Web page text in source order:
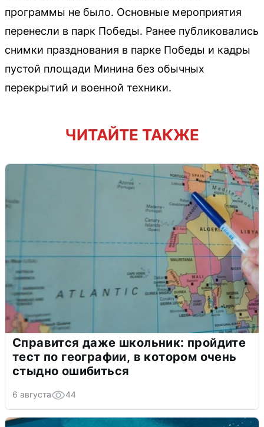
программы не было. Основные мероприятия
перенесли в парк Победы. Ранее публиковались
снимки празднования в парке Победы и кадры
пустой площади Минина без обычных
перекрытий и военной техники.
ЧИТАЙТЕ ТАКЖЕ
Справится даже школьник: пройдите
тест по географии, в котором очень
стыдно ошибиться
6 августа 44